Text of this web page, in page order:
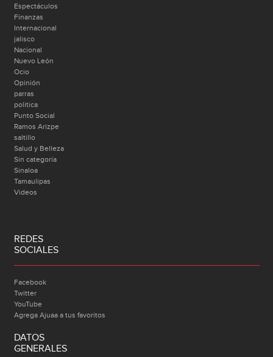
Espectáculos
Finanzas
Internacional
jalisco
Nacional
Nuevo León
Ocio
Opinión
parras
politica
Punto Social
Ramos Arizpe
saltillo
Salud y Belleza
Sin categoría
Sinaloa
Tamaulipas
Videos
REDES
SOCIALES
Facebook
Twitter
YouTube
Agrega Ajuaa a tus favoritos
DATOS
GENERALES